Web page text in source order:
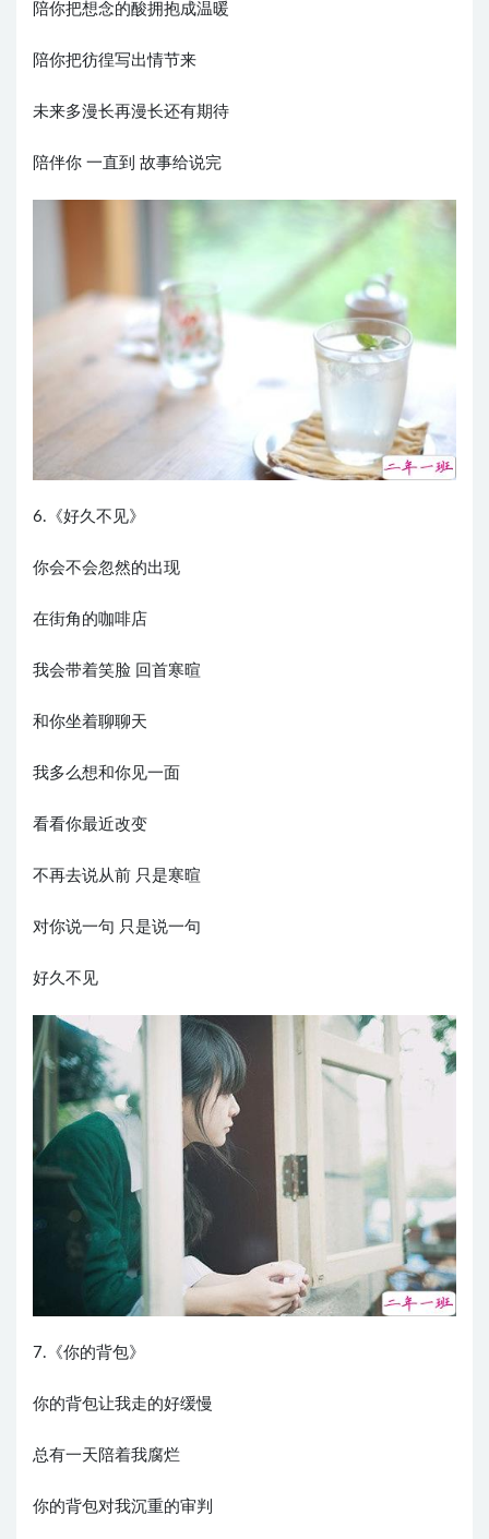
陪你把想念的酸拥抱成温暖
陪你把彷徨写出情节来
未来多漫长再漫长还有期待
陪伴你 一直到 故事给说完
6.《好久不见》
你会不会忽然的出现
在街角的咖啡店
我会带着笑脸 回首寒暄
和你坐着聊聊天
我多么想和你见一面
看看你最近改变
不再去说从前 只是寒暄
对你说一句 只是说一句
好久不见
7.《你的背包》
你的背包让我走的好缓慢
总有一天陪着我腐烂
你的背包对我沉重的审判